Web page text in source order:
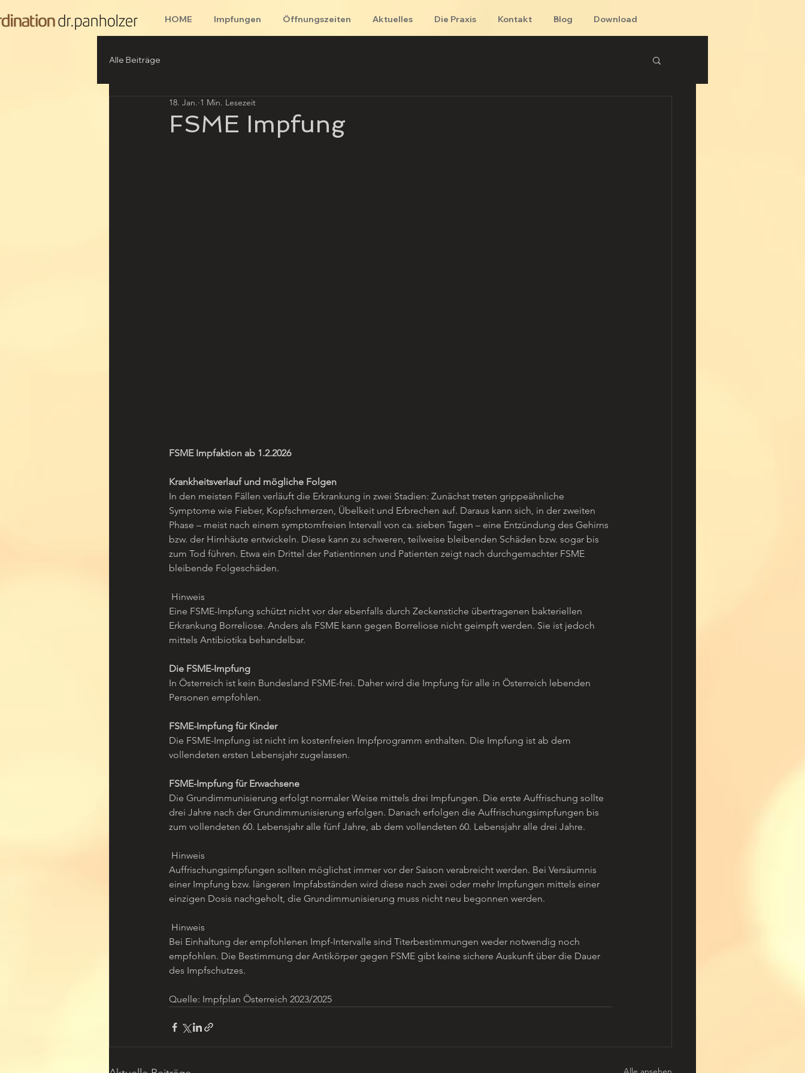
HOME Impfungen Öffnungszeiten Aktuelles Die Praxis Kontakt Blog Download
Alle Beiträge
FSME Impfung
18. Jan. 1 Min. Lesezeit
FSME Impfaktion ab 1.2.2026
Krankheitsverlauf und mögliche Folgen
In den meisten Fällen verläuft die Erkrankung in zwei Stadien: Zunächst treten grippeähnliche
Symptome wie Fieber, Kopfschmerzen, Übelkeit und Erbrechen auf. Daraus kann sich, in der zweiten
Phase – meist nach einem symptomfreien Intervall von ca. sieben Tagen – eine Entzündung des Gehirns
bzw. der Hirnhäute entwickeln. Diese kann zu schweren, teilweise bleibenden Schäden bzw. sogar bis
zum Tod führen. Etwa ein Drittel der Patientinnen und Patienten zeigt nach durchgemachter FSME
bleibende Folgeschäden.
Hinweis
Eine FSME-Impfung schützt nicht vor der ebenfalls durch Zeckenstiche übertragenen bakteriellen
Erkrankung Borreliose. Anders als FSME kann gegen Borreliose nicht geimpft werden. Sie ist jedoch
mittels Antibiotika behandelbar.
Die FSME-Impfung
In Österreich ist kein Bundesland FSME-frei. Daher wird die Impfung für alle in Österreich lebenden
Personen empfohlen.
FSME-Impfung für Kinder
Die FSME-Impfung ist nicht im kostenfreien Impfprogramm enthalten. Die Impfung ist ab dem
vollendeten ersten Lebensjahr zugelassen.
FSME-Impfung für Erwachsene
Die Grundimmunisierung erfolgt normaler Weise mittels drei Impfungen. Die erste Auffrischung sollte
drei Jahre nach der Grundimmunisierung erfolgen. Danach erfolgen die Auffrischungsimpfungen bis
zum vollendeten 60. Lebensjahr alle fünf Jahre, ab dem vollendeten 60. Lebensjahr alle drei Jahre.
Hinweis
Auffrischungsimpfungen sollten möglichst immer vor der Saison verabreicht werden. Bei Versäumnis
einer Impfung bzw. längeren Impfabständen wird diese nach zwei oder mehr Impfungen mittels einer
einzigen Dosis nachgeholt, die Grundimmunisierung muss nicht neu begonnen werden.
Hinweis
Bei Einhaltung der empfohlenen Impf-Intervalle sind Titerbestimmungen weder notwendig noch
empfohlen. Die Bestimmung der Antikörper gegen FSME gibt keine sichere Auskunft über die Dauer
des Impfschutzes.
Quelle: Impfplan Österreich 2023/2025